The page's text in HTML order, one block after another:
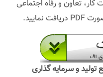
تعاون و رفاه اجتماعی
تولیدو سرمایه گذاری